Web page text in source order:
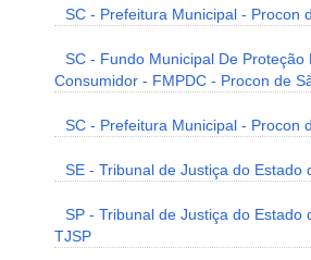
SC - Prefeitura Municipal - Procon
SC - Fundo Municipal De Proteção
Consumidor - FMPDC - Procon de
SC - Prefeitura Municipal - Procon
SE - Tribunal de Justiça do Estado
SP - Tribunal de Justiça do Estado
TJSP